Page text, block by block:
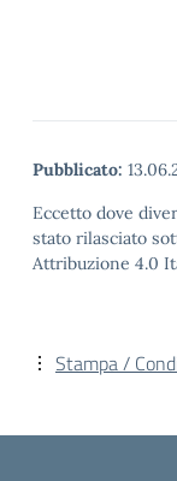
Pubblicato:
Eccetto dove
stato rilasciato
Attribuzione 4.0
Stampa /